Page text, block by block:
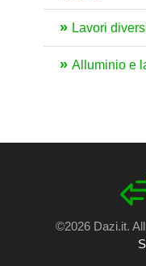
Lavori
Alluminio e
©2026 Dazi.it.